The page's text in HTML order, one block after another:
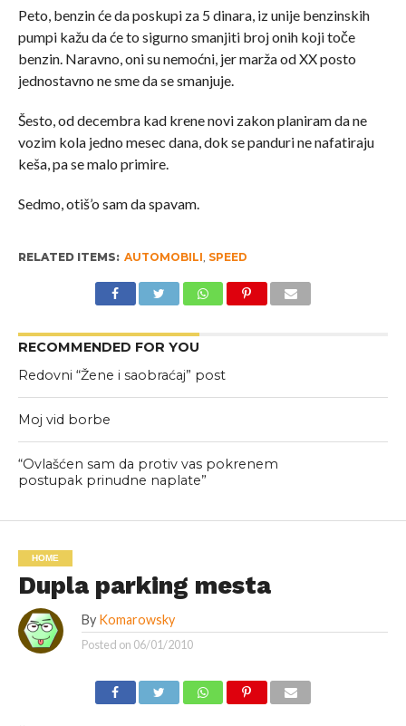
Peto, benzin će da poskupi za 5 dinara, iz unije benzinskih
pumpi kažu da će to sigurno smanjiti broj onih koji toče
benzin. Naravno, oni su nemoćni, jer marža od XX posto
jednostavno ne sme da se smanjuje.
Šesto, od decembra kad krene novi zakon planiram da ne
vozim kola jedno mesec dana, dok se panduri ne nafatiraju
keša, pa se malo primire.
Sedmo, otiš’o sam da spavam.
RELATED ITEMS: AUTOMOBILI, SPEED
RECOMMENDED FOR YOU
Redovni “Žene i saobraćaj” post
Moj vid borbe
“Ovlašćen sam da protiv vas pokrenem
postupak prinudne naplate”
HOME
Dupla parking mesta
By Komarowsky
Posted on 06/01/2010